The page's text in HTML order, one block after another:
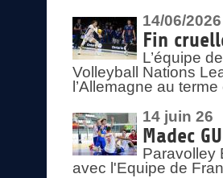
14/06/2026
Fin
L’équipe
Volleyball Nations
l’Allemagne au
14 juin 26
Madec
Paravolley
avec l'Equipe de